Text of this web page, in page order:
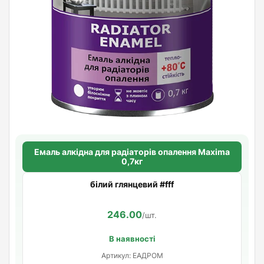
Емаль алкідна для радіаторів опалення Maxima
0,7кг
білий глянцевий #fff
246.00/шт.
В наявності
Артикул: ЕАДРОМ